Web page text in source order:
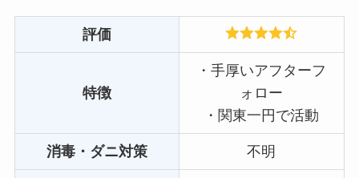
評価
特徴
・手厚いアフターフ
ォロー
・関東一円で活動
消毒・ダニ対策 不明